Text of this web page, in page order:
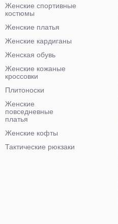
Женские спортивные
костюмы
Женские платья
Женские кардиганы
Женская обувь
Женские кожаные
кроссовки
Плитоноски
Женские
повседневные
платья
Женские кофты
Тактические рюкзаки